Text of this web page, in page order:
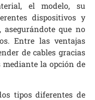
el modelo, su
dispositivos y
que no
Entre las ventajas
de cables gracias
la opción de
tipos diferentes de